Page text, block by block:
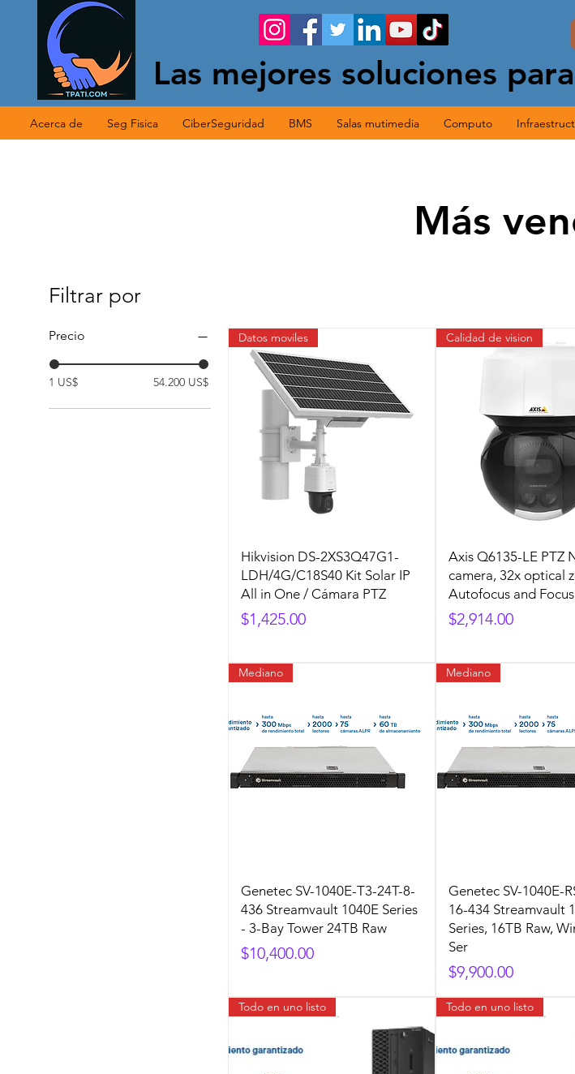
Las mejores soluciones
Acerca de Seg Fisica CiberSeguridad BMS Salas mutimedia Computo
Más
Filtrar por
Precio
1 US$ 54.200 US$
Datos moviles
Hikvision DS-2XS3Q47G1-
LDH/4G/C18S40 Kit Solar IP
All in One / Cámara PTZ
Precio
$1,425.00
Calidad de vision
Axis Q6135-LE PTZ
camera, 32x optical
Autofocus and
Precio
$2,914.00
Mediano
Genetec SV-1040E-T3-24T-8-
436 Streamvault 1040E Series
- 3-Bay Tower 24TB Raw
Precio
$10,400.00
Mediano
Genetec SV-1040E-
16-434 Streamvault
Series, 16TB Raw,
Ser
Precio
$9,900.00
Todo en uno listo Todo en uno listo